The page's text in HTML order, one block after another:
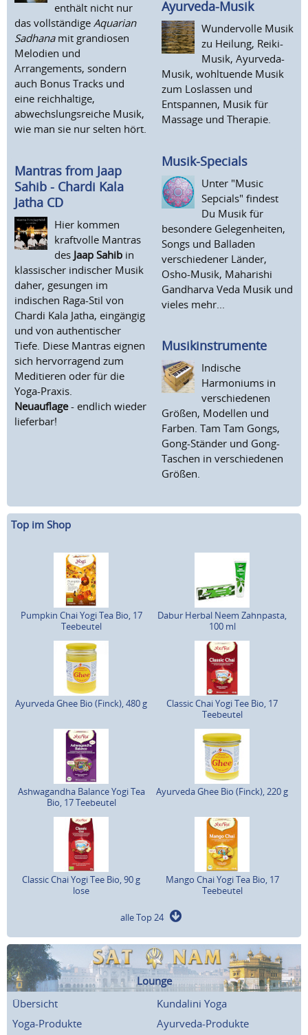
enthält nicht nur
das vollständige Aquarian
Sadhanamit grandiosen
Melodien und
Arrangements, sondern
auch Bonus Tracks und
eine reichhaltige,
abwechslungsreiche Musik,
wie man sie nur selten hört.
Mantras from Jaap
Sahib - Chardi Kala
Jatha CD
Hier kommen
kraftvolle Mantras
des Jaap Sahib in
klassischer indischer Musik
daher, gesungen im
indischen Raga-Stil von
Chardi Kala Jatha, eingängig
und von authentischer
Tiefe. Diese Mantras eignen
sich hervorragend zum
Meditieren oder für die
Yoga-Praxis.
Neuauflage- endlich wieder
lieferbar!
Ayurveda-Musik
Wundervolle Musik
zu Heilung, Reiki-
Musik, Ayurveda-
Musik, wohltuende Musik
zum Loslassen und
Entspannen, Musik für
Massage und Therapie.
Musik-Specials
Unter "Music
Sepcials" findest
Du Musik für
besondere Gelegenheiten,
Songs und Balladen
verschiedener Länder,
Osho-Musik, Maharishi
Gandharva Veda Musik und
vieles mehr...
Musikinstrumente
Indische
Harmoniums in
verschiedenen
Größen, Modellen und
Farben. Tam Tam Gongs,
Gong-Ständer und Gong-
Taschen in verschiedenen
Größen.
Top im Shop
Pumpkin Chai Yogi Tea Bio, 17
Teebeutel
Dabur Herbal Neem Zahnpasta,
100 ml
Ayurveda Ghee Bio (Finck), 480 g
Classic Chai Yogi Tee Bio, 17
Teebeutel
Ashwagandha Balance Yogi Tea
Bio, 17 Teebeutel
Ayurveda Ghee Bio (Finck), 220 g
Classic Chai Yogi Tee Bio, 90 g
lose
Mango Chai Yogi Tea Bio, 17
Teebeutel
alle Top 24
Lounge
Übersicht
Kundalini Yoga
Yoga-Produkte
Ayurveda-Produkte